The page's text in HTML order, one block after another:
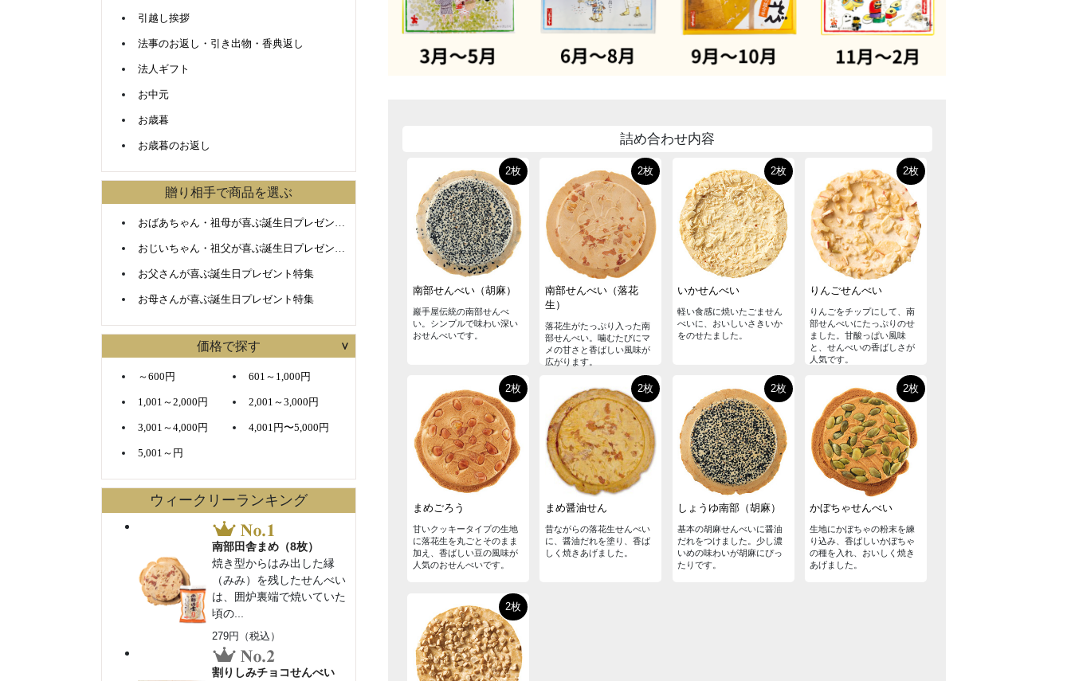
詰め合わせ内容
南部せんべい（胡麻）
巖手屋伝統の南部せんべ
い。シンプルで味わい深い
おせんべいです。
2枚
南部せんべい（落花
生）
落花生がたっぷり入った南
部せんべい。噛むたびにマ
メの甘さと香ばしい風味が
広がります。
2枚
いかせんべい
軽い食感に焼いたごません
べいに、おいしいさきいか
をのせたました。
2枚
りんごせんべい
りんごをチップにして、南
部せんべいにたっぷりのせ
ました。甘酸っぱい風味
と、せんべいの香ばしさが
人気です。
2枚
まめごろう
甘いクッキータイプの生地
に落花生を丸ごとそのまま
加え、香ばしい豆の風味が
人気のおせんべいです。
2枚
まめ醤油せん
昔ながらの落花生せんべい
に、醤油だれを塗り、香ば
しく焼きあげました。
2枚
しょうゆ南部（胡麻）
基本の胡麻せんべいに醤油
だれをつけました。少し濃
いめの味わいが胡麻にぴっ
たりです。
2枚
かぼちゃせんべい
生地にかぼちゃの粉末を練
り込み、香ばしいかぼちゃ
の種を入れ、おいしく焼き
あげました。
2枚
2枚
引越し挨拶
法事のお返し・引き出物・香典返し
法人ギフト
お中元
お歳暮
お歳暮のお返し
贈り相手で商品を選ぶ
おばあちゃん・祖母が喜ぶ誕生日プレゼント特集
おじいちゃん・祖父が喜ぶ誕生日プレゼント特集
お父さんが喜ぶ誕生日プレゼント特集
お母さんが喜ぶ誕生日プレゼント特集
価格で探す
～600円 601～1,000円
1,001～2,000円 2,001～3,000円
3,001～4,000円 4,001円〜5,000円
5,001～円
ウィークリーランキング
南部田舎まめ（8枚）
焼き型からはみ出した縁
（みみ）を残したせんべい
は、囲炉裏端で焼いていた
頃の...
279円（税込）
割りしみチョコせんべい